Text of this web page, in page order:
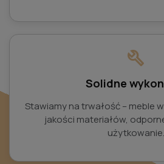
build
Solidne
Stawiamy na trwałość – meble
jakości materiałów,
użytkowanie.